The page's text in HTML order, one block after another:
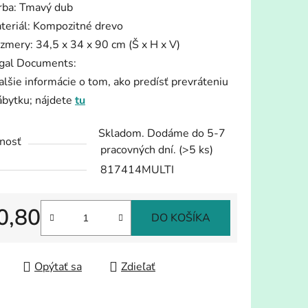
Tmavý dub
Kompozitné drevo
34,5 x 34 x 90 cm (Š x H x V)
Documents:
informácie o tom, ako predísť prevráteniu
nájdete tu
Skladom. Dodáme do 5-7
pracovných dní. (>5 ks)
817414MULTI
cena:
DO KOŠÍKA
Opýtať sa Zdieľať